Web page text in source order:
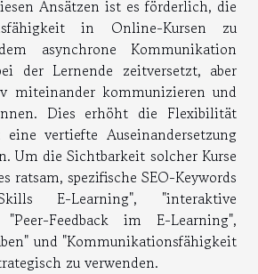
Ansätzen ist es förderlich, die
in Online-Kursen zu
asynchrone Kommunikation
der Lernende zeitversetzt, aber
miteinander kommunizieren und
Dies erhöht die Flexibilität
vertiefte Auseinandersetzung
Um die Sichtbarkeit solcher Kurse
ratsam, spezifische SEO-Keywords
E-Learning", "interaktive
"Peer-Feedback im E-Learning",
und "Kommunikationsfähigkeit
zu verwenden.